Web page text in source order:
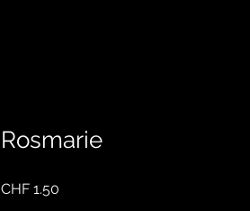
Rosmarie
CHF 1.50